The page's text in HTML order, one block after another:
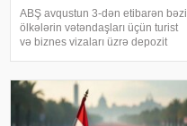
ABŞ avqustun 3-dən etibarən bəzi
ölkələrin vətəndaşları üçün turist
və biznes vizaları üzrə depozit
barədə ABŞ Dövlət
Departamentinin avqustun 1-də
yenilənmiş bildirişind